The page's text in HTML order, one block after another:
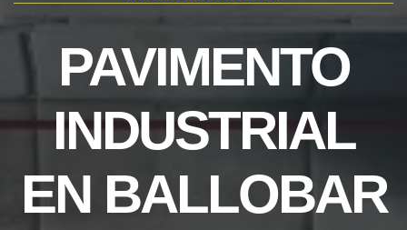
PAVIMENTO
INDUSTRIAL
EN BALLOBAR